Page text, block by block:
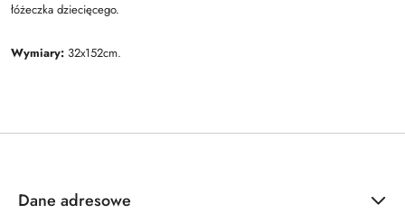
łóżeczka dziecięcego.
Wymiary: 32x152cm.
Dane adresowe